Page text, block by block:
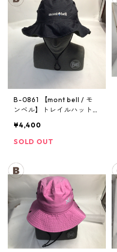
B-0861 【mont bell / モ
ンベル】トレイルハット：
ハット Men's ブラック Lサ
イズ
¥4,400
SOLD OUT